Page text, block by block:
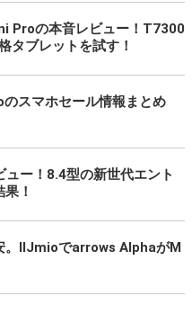
Proの本音レビュー！T7300
タブレットを試す！
スマホセール情報まとめ
ー！8.4型の新世代エント
！
。IIJmioでarrows AlphaがM